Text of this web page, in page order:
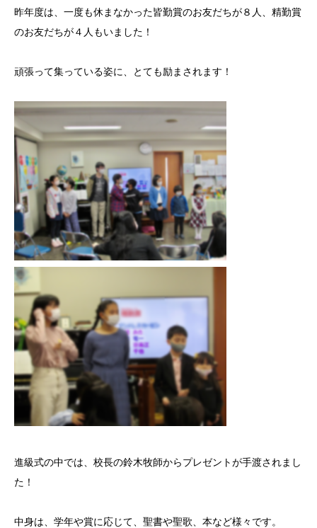
昨年度は、一度も休まなかった皆勤賞のお友だちが８人、精勤賞
のお友だちが４人もいました！
頑張って集っている姿に、とても励まされます！
進級式の中では、校長の鈴木牧師からプレゼントが手渡されまし
た！
中身は、学年や賞に応じて、聖書や聖歌、本など様々です。